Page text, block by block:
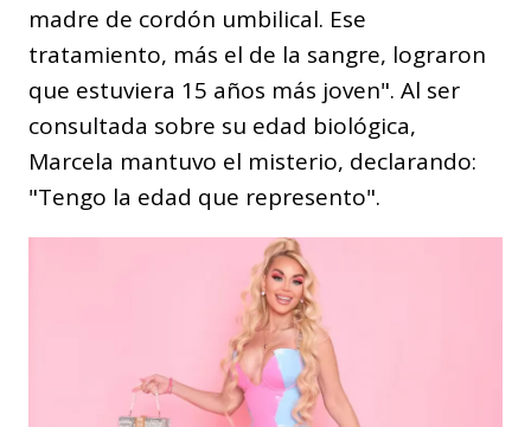
madre de cordón umbilical. Ese
tratamiento, más el de la sangre, lograron
que estuviera 15 años más joven". Al ser
consultada sobre su edad biológica,
Marcela mantuvo el misterio, declarando:
"Tengo la edad que represento".